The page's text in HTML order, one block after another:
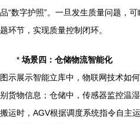
品“数字护照”。一旦发生质量问题，
题环节，实现质量控制闭环。
*场景四：仓储物流智能化
图示展示智能立库中，物联网技术如
别货物信息；仓储中，传感器监控温
搬运时，AGV根据调度系统指令自主